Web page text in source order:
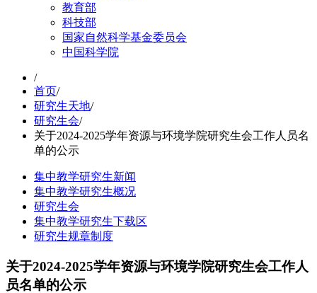
教育部
科技部
国家自然科学基金委员会
中国科学院
/
首页/
研究生天地/
研究生会/
关于2024-2025学年资源与环境学院研究生会工作人员名
单的公示
集中教学研究生新闻
集中教学研究生概况
研究生会
集中教学研究生下载区
研究生规章制度
关于2024-2025学年资源与环境学院研究生会工作人
员名单的公示